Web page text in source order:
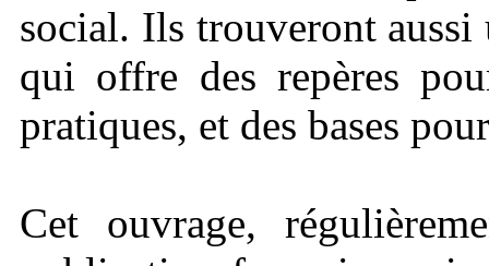
social. Ils trouveront
qui offre des repères
pratiques, et des bases
Cet ouvrage,